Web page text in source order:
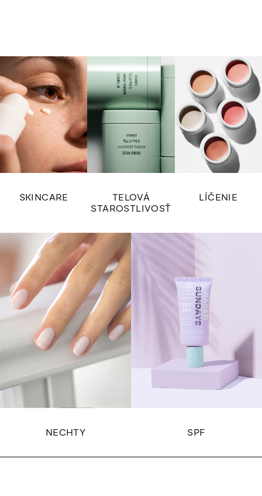
SKINCARE
TELOVÁ
STAROSTLIVOSŤ
LÍČENIE
NECHTY SPF